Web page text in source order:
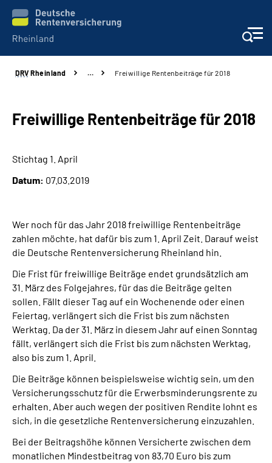
Aktuelles
Beratung und Kontakt
Klinikverbund
Über uns
Presse
Inhalte in Gebärdensprache (DGS)
Leichte Sprache
Suche
DRV Rheinland … Freiwillige Rentenbeiträge für 2018
Freiwillige Rentenbeiträge für 2018
Stichtag 1. April
Datum: 07.03.2019
Wer noch für das Jahr 2018 freiwillige Rentenbeiträge
zahlen möchte, hat dafür bis zum 1. April Zeit. Darauf weist
die Deutsche Rentenversicherung Rheinland hin.
Die Frist für freiwillige Beiträge endet grundsätzlich am
31. März des Folgejahres, für das die Beiträge gelten
sollen. Fällt dieser Tag auf ein Wochenende oder einen
Feiertag, verlängert sich die Frist bis zum nächsten
Werktag. Da der 31. März in diesem Jahr auf einen Sonntag
fällt, verlängert sich die Frist bis zum nächsten Werktag,
also bis zum 1. April.
Die Beiträge können beispielsweise wichtig sein, um den
Versicherungsschutz für die Erwerbsminderungsrente zu
erhalten. Aber auch wegen der positiven Rendite lohnt es
sich, in die gesetzliche Rentenversicherung einzuzahlen.
Bei der Beitragshöhe können Versicherte zwischen dem
monatlichen Mindestbeitrag von 83,70 Euro bis zum